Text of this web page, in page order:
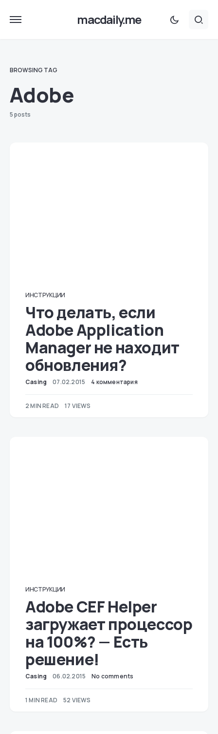
macdaily.me
BROWSING TAG
Adobe
5 posts
ИНСТРУКЦИИ
Что делать, если
Adobe Application
Manager не находит
обновления?
Casing 07.02.2015 4 комментария
2 MIN READ 17 VIEWS
ИНСТРУКЦИИ
Adobe CEF Helper
загружает процессор
на 100%? — Есть
решение!
Casing 06.02.2015 No comments
1 MIN READ 52 VIEWS